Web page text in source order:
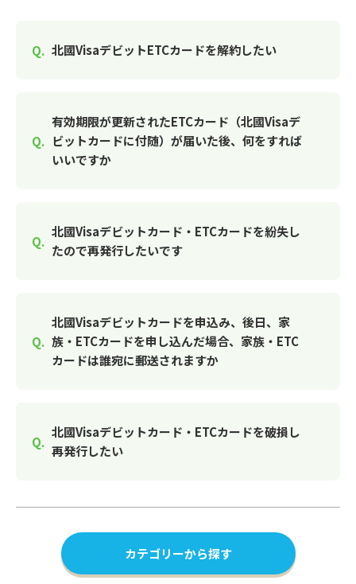
北國VisaデビットETCカードを解約したい
有効期限が更新されたETCカード（北國Visaデ
ビットカードに付随）が届いた後、何をすれば
いいですか
北國Visaデビットカード・ETCカードを紛失し
たので再発行したいです
北國Visaデビットカードを申込み、後日、家
族・ETCカードを申し込んだ場合、家族・ETC
カードは誰宛に郵送されますか
北國Visaデビットカード・ETCカードを破損し
再発行したい
カテゴリーから探す